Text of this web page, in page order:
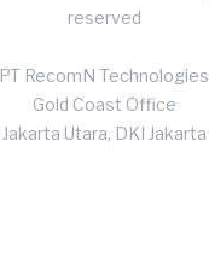
reserved
PT RecomN Technologies
Gold Coast Office
Jakarta Utara, DKI Jakarta